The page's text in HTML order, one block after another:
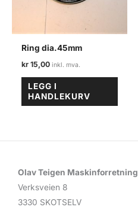
Ring dia.45mm
kr 15,00
LEGG I
HANDLEKURV
Olav Teigen Maskinforretning
Verksveien 8
3330 SKOTSELV